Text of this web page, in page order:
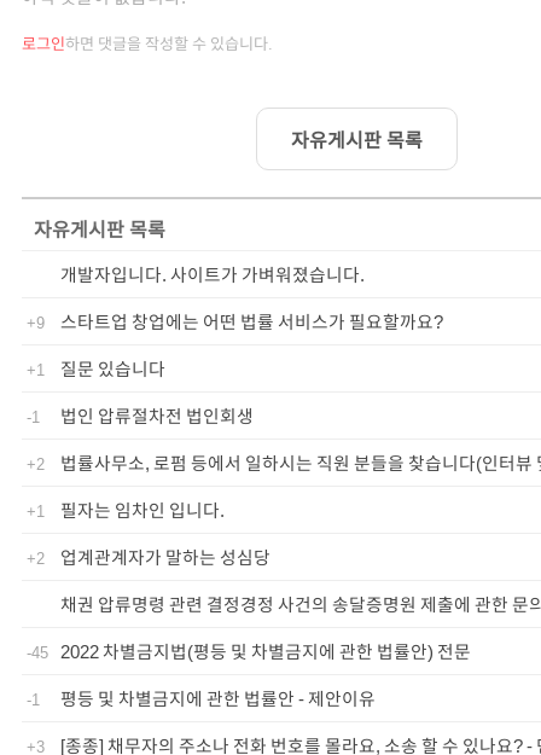
로그인하면 댓글을 작성할 수 있습니다.
자유게시판 목록
자유게시판목록
개발자입니다. 사이트가 가벼워졌습니다.
+9 스타트업 창업에는 어떤 법률 서비스가 필요할까요?
+1 질문 있습니다
-1 법인 압류절차전 법인회생
+2 법률사무소, 로펌 등에서 일하시는 직원 분들을 찾습니다(인터뷰
+1 필자는 임차인 입니다.
+2
업계관계자가 말하는 성심당
채권 압류명령 관련 결정경정 사건의 송달증명원 제출에 관한 문
-45 2022 차별금지법(평등 및 차별금지에 관한 법률안) 전문
-1 평등 및 차별금지에 관한 법률안 - 제안이유
+3
[종종] 채무자의 주소나 전화 번호를 몰라요, 소송 할 수 있나요? -